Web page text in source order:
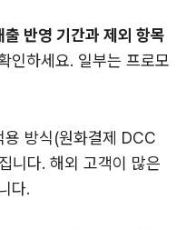
출 반영 기간과 제외 항목
인하세요. 일부는 프로모
방식(원화결제 DCC
니다. 해외 고객이 많은
다.